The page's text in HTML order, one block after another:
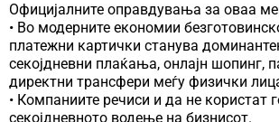
Официјалните оправдувања за оваа
• Во модерните економии
платежни картички станува
секојдневни плаќања, онлајн шопинг,
директни трансфери меѓу физички
• Компаниите речиси и да не користат
секојдневното водење на бизнисот.